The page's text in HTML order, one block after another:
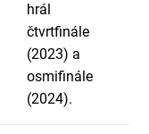
hrál
čtvrtfinále
(2023) a
osmifinále
(2024).